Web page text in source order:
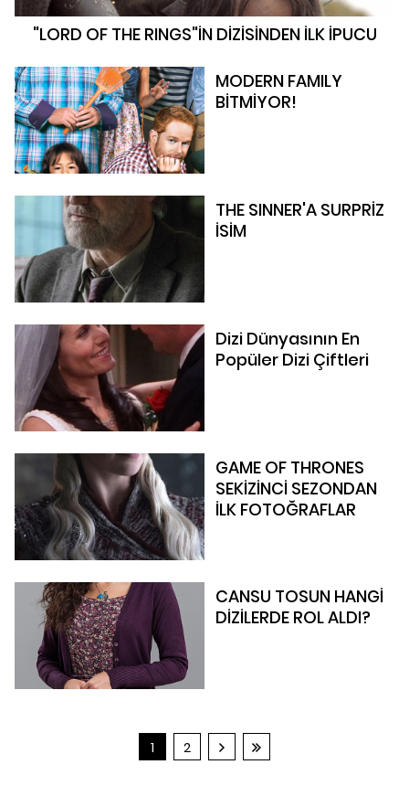
"LORD OF THE RINGS"İN DİZİSİNDEN İLK İPUCU
MODERN FAMILY
BİTMİYOR!
THE SINNER'A SURPRİZ
İSİM
Dizi Dünyasının En
Popüler Dizi Çiftleri
GAME OF THRONES
SEKİZİNCİ SEZONDAN
İLK FOTOĞRAFLAR
CANSU TOSUN HANGİ
DİZİLERDE ROL ALDI?
1 2